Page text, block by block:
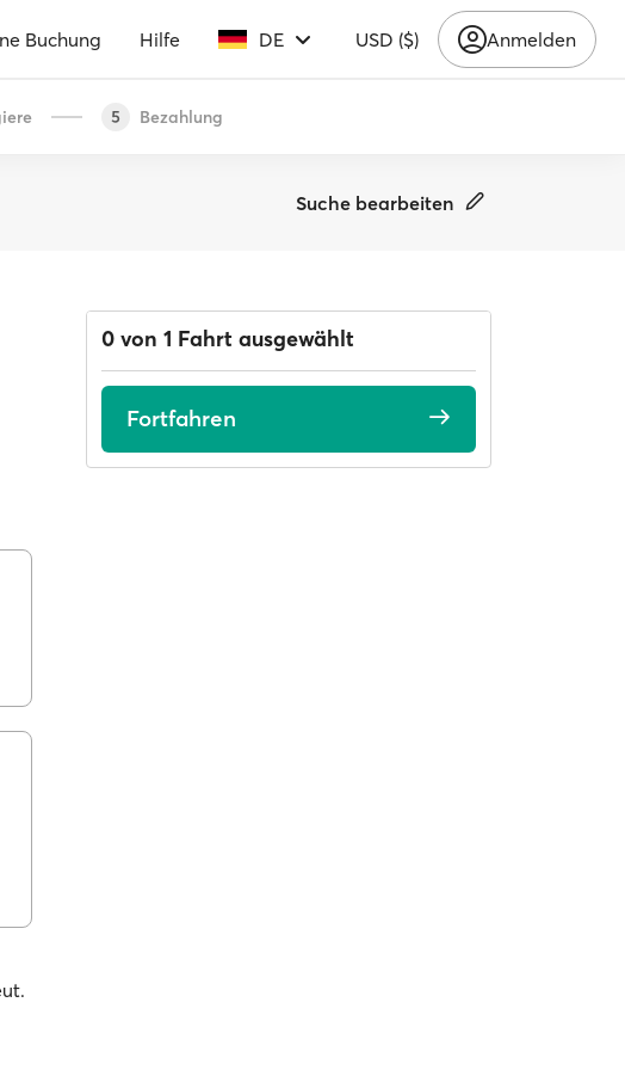
Buchung Hilfe DE USD ($) Anmelden
5 Bezahlung
Suche bearbeiten
0 von 1 Fahrt ausgewählt
Fortfahren